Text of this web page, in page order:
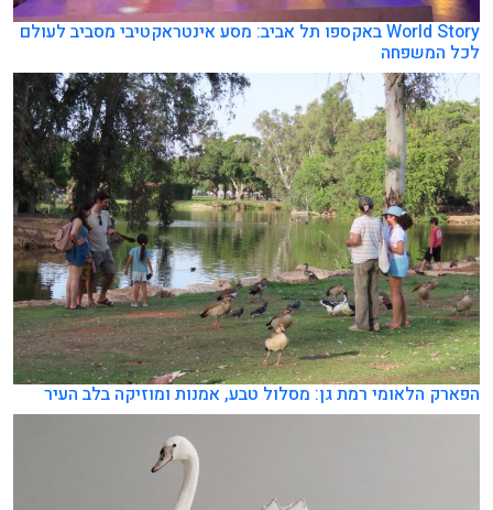
World Story באקספו תל אביב: מסע אינטראקטיבי מסביב לעולם
לכל המשפחה
הפארק הלאומי רמת גן: מסלול טבע, אמנות ומוזיקה בלב העיר